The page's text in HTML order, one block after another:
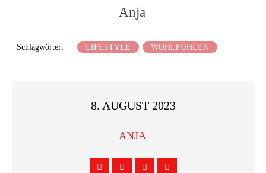
Anja
Schlagwörter: LIFESTYLE WOHLFÜHLEN
8. AUGUST 2023
ANJA